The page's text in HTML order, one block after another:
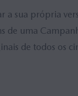
a sua própria
de uma
de todos os